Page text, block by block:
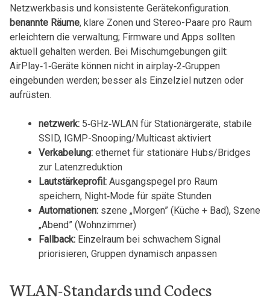
Netzwerkbasis und konsistente Gerätekonfiguration.
benannte Räume,⁣ klare Zonen ‌und Stereo-Paare⁤ pro Raum
erleichtern die‍ verwaltung; Firmware und ⁤Apps sollten
aktuell⁣ gehalten werden. Bei⁣ Mischumgebungen gilt:
⁤AirPlay‑1‑Geräte können nicht in airplay‑2‑Gruppen
eingebunden⁢ werden;‌ besser‌ als Einzelziel nutzen oder
aufrüsten.
netzwerk:5‑GHz‑WLAN⁣ für‌ Stationärgeräte, stabile
SSID, IGMP-Snooping/Multicast aktiviert
Verkabelung:​ethernet für ‌stationäre Hubs/Bridges⁣
zur⁤ Latenzreduktion
Lautstärkeprofil:Ausgangspegel pro​ Raum
speichern, Night‑Mode für späte Stunden
Automationen:szene „Morgen”‌ (Küche + ​Bad), Szene‍
„Abend” (Wohnzimmer)
Fallback:Einzelraum bei schwachem Signal
priorisieren, Gruppen ⁣dynamisch anpassen
WLAN-Standards und Codecs